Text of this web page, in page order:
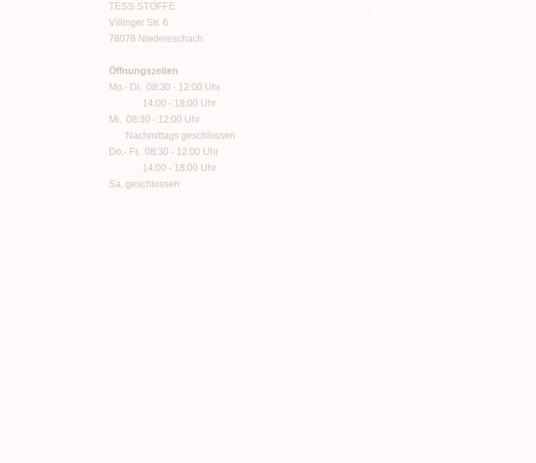
TESS STOFFE
Villinger Str. 6
78078 Niedereschach
Öffnungszeiten
Mo.- Di. 08:30 - 12:00 Uhr
14:00 - 18:00 Uhr
Mi. 08:30 - 12:00 Uhr
Nachmittags geschlossen
Do.- Fr. 08:30 - 12:00 Uhr
14:00 - 18:00 Uhr
Sa. geschlossen